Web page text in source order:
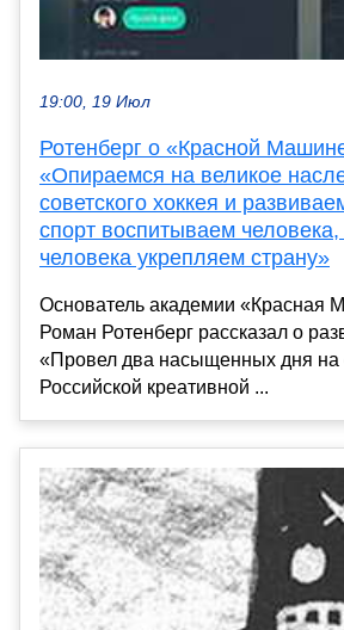
19:00, 19 Июл
Ротенберг о «Красной
«Опираемся на великое
советского хоккея и
спорт воспитываем человека,
человека укрепляем страну»
Основатель академии
Роман Ротенберг рассказал о
«Провел два насыщенных дня на
Российской креативной ...